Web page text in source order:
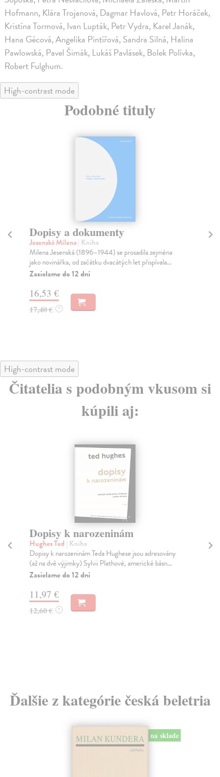
Hofmann, Klára Trojanová, Dagmar Havlová, Petr Horáček,
Kristína Tormová, Ivan Lupták, Petr Vydra, Karel Janák,
Hana Gécová, Angelika Pintířová, Sandra Silná, Halina
Pawlowská, Pavel Šimák, Lukáš Pavlásek, Bolek Polívka,
Robert Fulghum.
High-contrast mode
Podobné tituly
Dopisy a dokumenty
Jesenská Milena| Kniha
Milena Jesenská (1896–1944) se prosadila zejména
jako novinářka, od začátku dvacátých let přispívala...
Zasielame do 12 dní
16,53 €
17,40 € ?
High-contrast mode
Čitatelia s podobným vkusom si
kúpili aj:
Dopisy k narozeninám
Hughes Ted | Kniha
Dopisy k narozeninám Teda Hughese jsou adresovány
(až na dvě výjimky) Sylvii Plathové, americké básn...
Zasielame do 12 dní
11,97 €
12,60 € ?
Ďalšie z kategórie česká beletria
na sklade